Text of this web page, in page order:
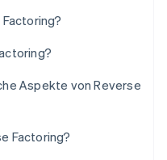
Aspekte von Reverse
Factoring?